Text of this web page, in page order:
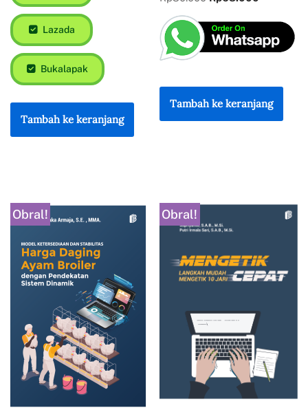
Lazada
Bukalapak
Tambah ke keranjang
Tambah ke keranjang
Obral! Obral!